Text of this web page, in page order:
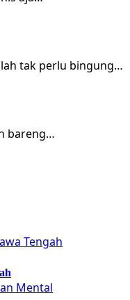
tak perlu bingung…
bareng…